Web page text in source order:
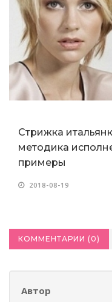
Стрижка
методика
примеры
2018-08-19
КОММЕНТАРИИ (0)
Автор